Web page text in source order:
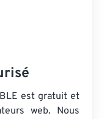
est gratuit et
web. Nous